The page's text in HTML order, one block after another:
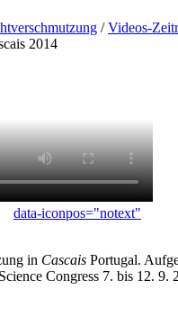
/Videos-
2014
data-iconpos="notext"
in Cascais Portugal.
Congress 7. bis 12. 9.